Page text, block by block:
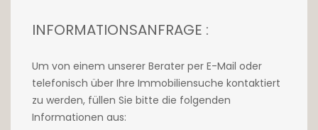
zwei- und dreistöckigen Residenzen, die auch
Geschäfte und ein Restaurant umfassen. Das
Projekt ist diskret und will sich so harmonisch
wie möglich in die bestehende ländliche
INFORMATIONSANFRAGE :
Um von einem unserer Berater per E-Mail oder
telefonisch über Ihre Immobiliensuche kontaktiert
zu werden, füllen Sie bitte die folgenden
Informationen aus: